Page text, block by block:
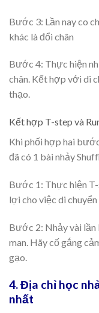
Bước 3: Lần nay co
khác là đổi chân
Bước 4: Thực hiện
chân. Kết hợp với di
thạo.
Kết hợp T-step và
Khi phối hợp hai
đã có 1 bài nhảy
Bước 1: Thực hiện
lợi cho việc di chuyển
Bước 2: Nhảy vài
man. Hãy cố gắng
gạo.
4. Địa chỉ học
nhất